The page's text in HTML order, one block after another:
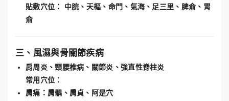
貼敷穴位：
中脘、天樞、命門、氣海、足三里、脾俞、胃
俞
三、風濕與骨關節疾病
肩周炎、頸腰椎病、關節炎、強直性脊柱炎
常用穴位：
肩痛：肩髃、肩貞、阿是穴